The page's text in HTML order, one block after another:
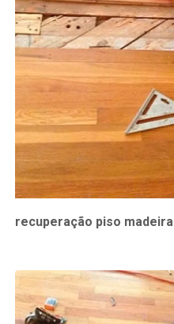
recuperação piso madeira